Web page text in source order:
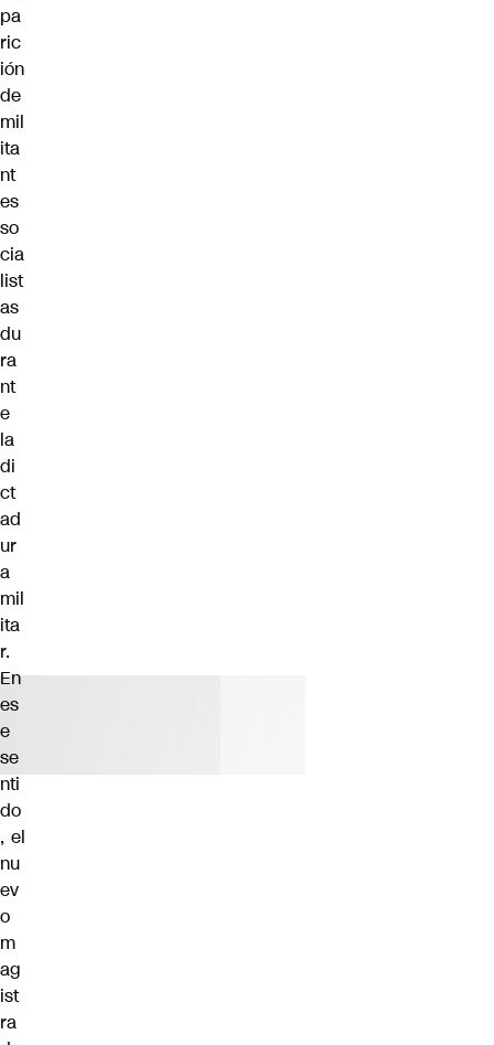
pa
ric
ión
de
mil
ita
nt
es
so
cia
list
as
du
ra
nt
e
la
di
ct
ad
ur
a
mil
ita
r.
En
es
e
se
nti
do
, el
nu
ev
o
m
ag
ist
ra